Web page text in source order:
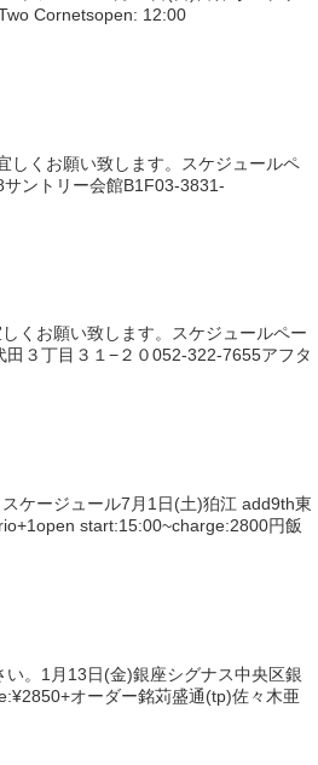
Cornetsopen: 12:00
しくお願い致します。スケジュールペ
ントリー会館B1F03-3831-
くお願い致します。スケジュールペー
３丁目３１−２０052-322-7655アフタ
ケージュール7月1日(土)狛江 add9th東
start:15:00~charge:2800円飯
。1月13日(金)銀座シグナス中央区銀
オーダー銘苅盛通(tp)佐々木亜